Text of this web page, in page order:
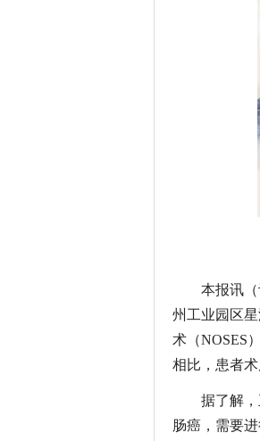
本报讯
州工业园区
术（NOSES
相比，患者
据了解
肠癌，需要